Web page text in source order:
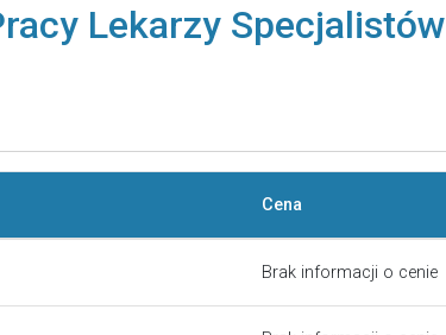
Lekarzy Specjalistów
Cena
Brak informacji o cenie